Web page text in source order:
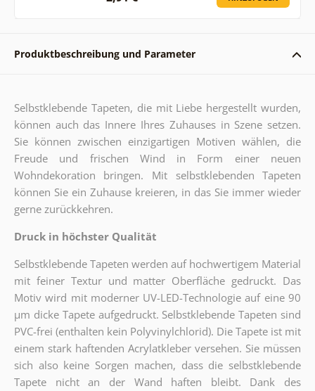
Produktbeschreibung und Parameter
Selbstklebende Tapeten, die mit Liebe hergestellt wurden,
können auch das Innere Ihres Zuhauses in Szene setzen.
Sie können zwischen einzigartigen Motiven wählen, die
Freude und frischen Wind in Form einer neuen
Wohndekoration bringen. Mit selbstklebenden Tapeten
können Sie ein Zuhause kreieren, in das Sie immer wieder
gerne zurückkehren.
Druck in höchster Qualität
Selbstklebende Tapeten werden auf hochwertigem Material
mit feiner Textur und matter Oberfläche gedruckt. Das
Motiv wird mit moderner UV-LED-Technologie auf eine 90
µm dicke Tapete aufgedruckt. Selbstklebende Tapeten sind
PVC-frei (enthalten kein Polyvinylchlorid). Die Tapete ist mit
einem stark haftenden Acrylatkleber versehen. Sie müssen
sich also keine Sorgen machen, dass die selbstklebende
Tapete nicht an der Wand haften bleibt. Dank des